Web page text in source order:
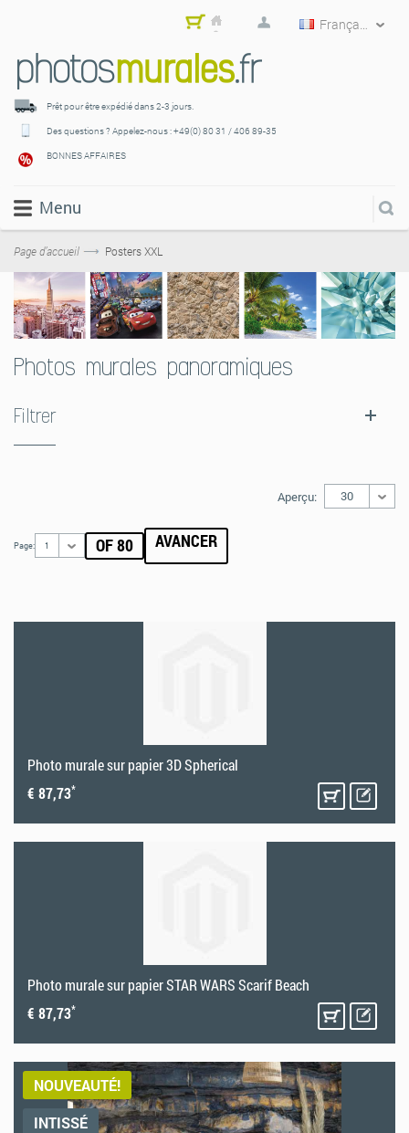
Français
Mon
er
Prêt pour être expédiédans 2-3 jours.
Des questions ? Appelez-nous :+49(0) 80 31 / 406 89-35
BONNES AFFAIRES
Menu
Page d’accueil Posters XXL
Photos murales panoramiques
Filtrer
Aperçu: 30
Page: 1 OF 80 AVANCER
Photo murale sur papier 3D Spherical
€ 87,73*
Photo murale sur papier STAR WARS Scarif Beach
€ 87,73*
NOUVEAUTÉ!
INTISSÉ